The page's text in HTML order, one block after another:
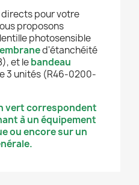
directs pour votre
proposons
photosensible
d'étanchéité
et lebandeau
3 unités (R46-0200-
vert correspondent
à un équipement
ou encore sur un